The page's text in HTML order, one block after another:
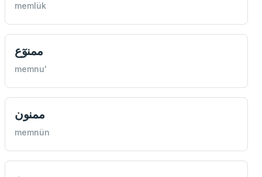
memlük
ممنوٓع
memnu'
ممنون
memnün